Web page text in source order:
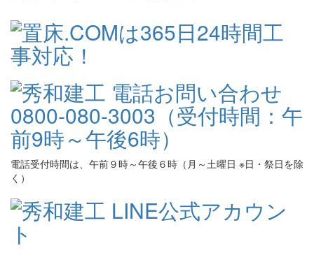
電話受付時間は、午前９時～午後６時（月～土曜日 ※日・祭日を除
く）